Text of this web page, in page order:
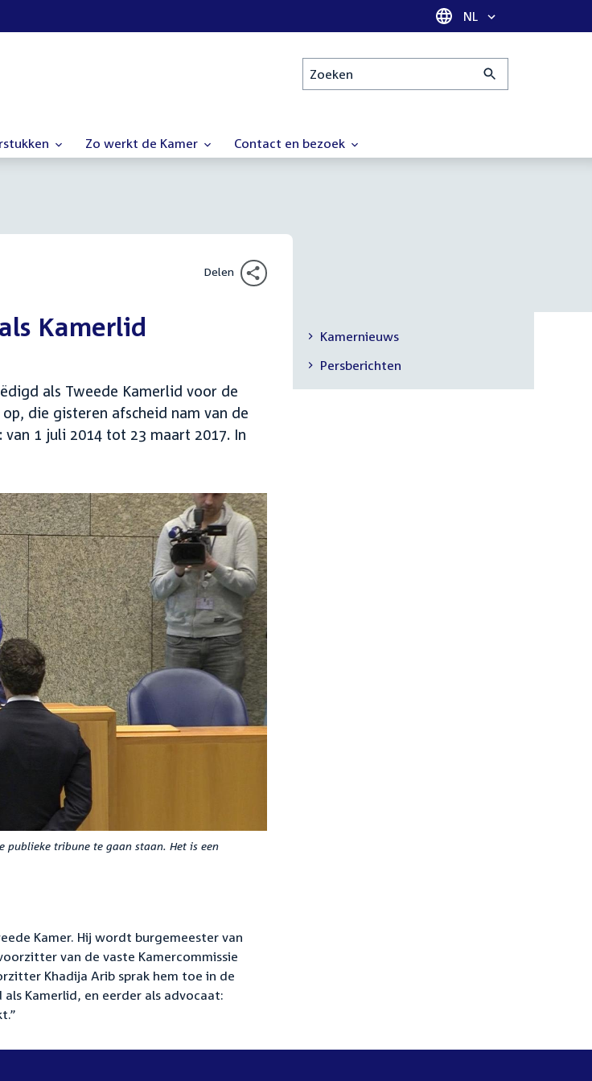
Taal selectie
NL
Zoeken
Zo werkt de Kamer Contact en bezoek
Delen
Kamerlid
als Tweede Kamerlid voor de
die gisteren afscheid nam van de
1 juli 2014 tot 23 maart 2017. In
publieke tribune te gaan staan. Het is een
Kamer. Hij wordt burgemeester van
van de vaste Kamercommissie
Khadija Arib sprak hem toe in de
Kamerlid, en eerder als advocaat:
Secundaire
navigatie
Kamernieuws
Persberichten